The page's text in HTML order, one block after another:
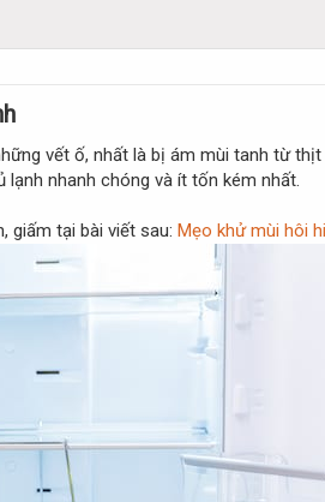
vết ố, nhất là bị ám mùi tanh từ
nhanh chóng và ít tốn kém nhất.
giấm tại bài viết sau: Mẹo khử mùi hôi